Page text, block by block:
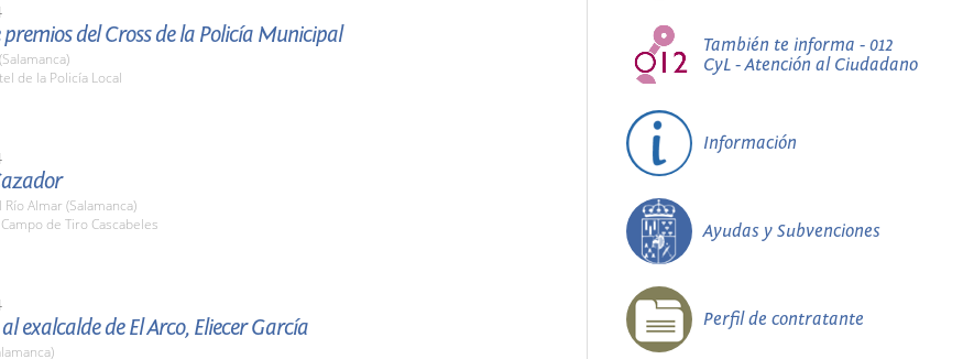
del Cross de la Policía Municipal
de la Policía Local
Almar (Salamanca)
de Tiro Cascabeles
exalcalde de El Arco, Eliecer García
También te informa - 012
CyL - Atención al Ciudadano
Información
Ayudas y Subvenciones
Perfil de contratante